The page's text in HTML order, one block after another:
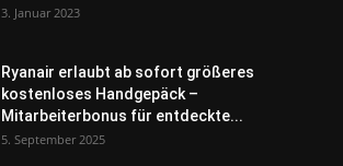
3. Januar 2023
Ryanair erlaubt ab sofort größeres
kostenloses Handgepäck –
Mitarbeiterbonus für entdeckte...
5. September 2025